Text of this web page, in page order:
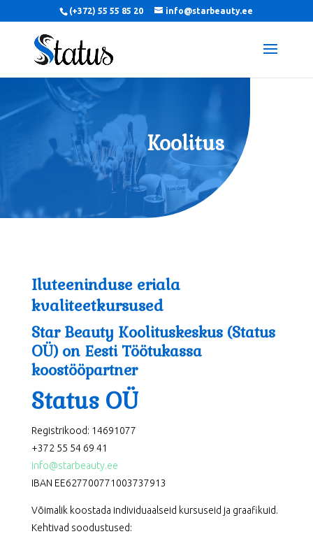
(+372) 55 55 85 20 info@starbeauty.ee
Koolitus
Iluteeninduse eriala
kvaliteetkursused
Star Beauty Koolituskeskus (Status
OÜ) on Eesti Töötukassa
koostööpartner
Status OÜ
Registrikood: 14691077
+372 55 54 69 41
info@starbeauty.ee
IBAN EE627700771003737913
Võimalik koostada individuaalseid kursuseid ja graafikuid.
Kehtivad soodustused: